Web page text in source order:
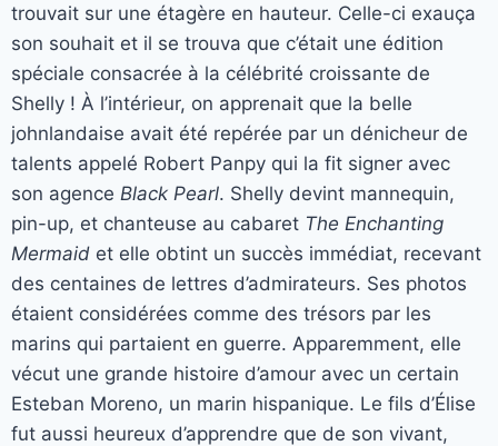
trouvait sur une étagère en hauteur. Celle-ci exauça
son souhait et il se trouva que c’était une édition
spéciale consacrée à la célébrité croissante de
Shelly ! À l’intérieur, on apprenait que la belle
johnlandaise avait été repérée par un dénicheur de
talents appelé Robert Panpy qui la fit signer avec
son agence Black Pearl. Shelly devint mannequin,
pin-up, et chanteuse au cabaret The Enchanting
Mermaid et elle obtint un succès immédiat, recevant
des centaines de lettres d’admirateurs. Ses photos
étaient considérées comme des trésors par les
marins qui partaient en guerre. Apparemment, elle
vécut une grande histoire d’amour avec un certain
Esteban Moreno, un marin hispanique. Le fils d’Élise
fut aussi heureux d’apprendre que de son vivant,